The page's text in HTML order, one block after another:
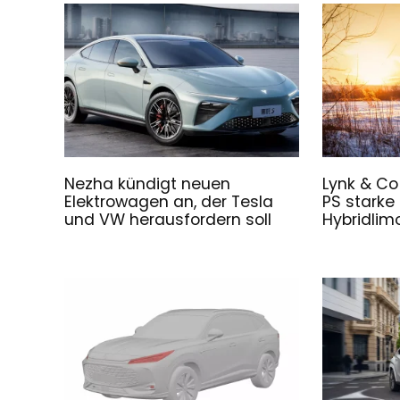
Nezha kündigt neuen
Elektrowagen an, der Tesla
und VW herausfordern soll
Lynk &
PS